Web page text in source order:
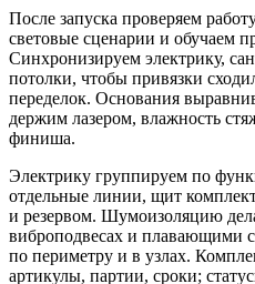
После запуска проверяем
световые сценарии и обучаем
Синхронизируем электрику,
потолки, чтобы привязки
переделок. Основания
держим лазером, влажность
финиша.
Электрику группируем по
отдельные линии, щит
и резервом. Шумоизоляцию
виброподвесах и плавающими
по периметру и в узлах.
артикулы, партии, сроки;